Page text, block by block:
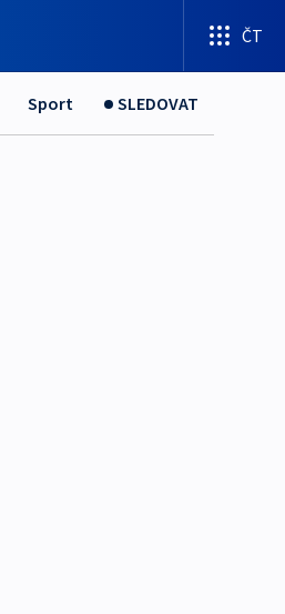
ČT
Sport SLEDOVAT